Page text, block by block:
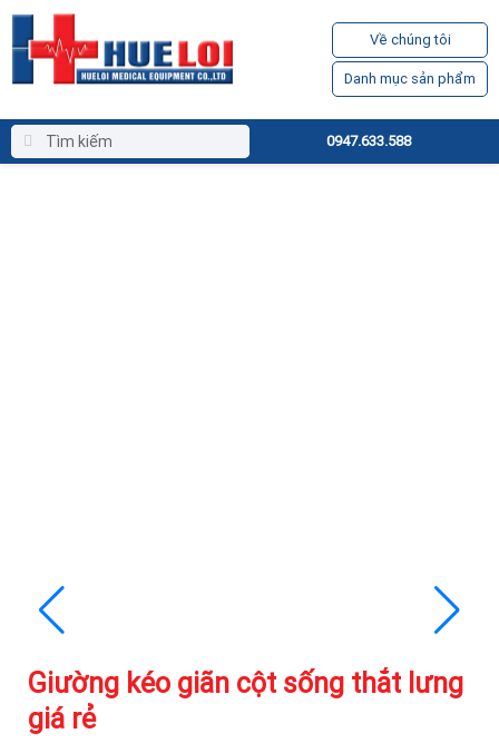
Về chúng tôi
Danh mục sản phẩm
0947.633.588
Giường kéo giãn cột sống thắt lưng
giá rẻ